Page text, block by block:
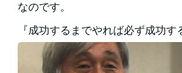
なのです。
『成功するまでやれば必ず成功す